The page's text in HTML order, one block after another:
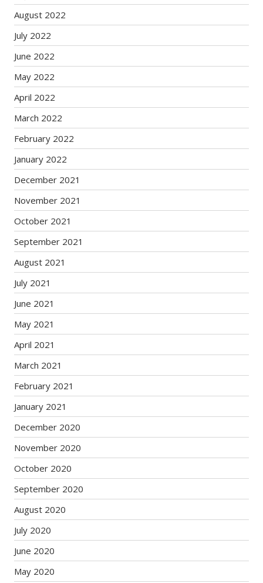
August 2022
July 2022
June 2022
May 2022
April 2022
March 2022
February 2022
January 2022
December 2021
November 2021
October 2021
September 2021
August 2021
July 2021
June 2021
May 2021
April 2021
March 2021
February 2021
January 2021
December 2020
November 2020
October 2020
September 2020
August 2020
July 2020
June 2020
May 2020